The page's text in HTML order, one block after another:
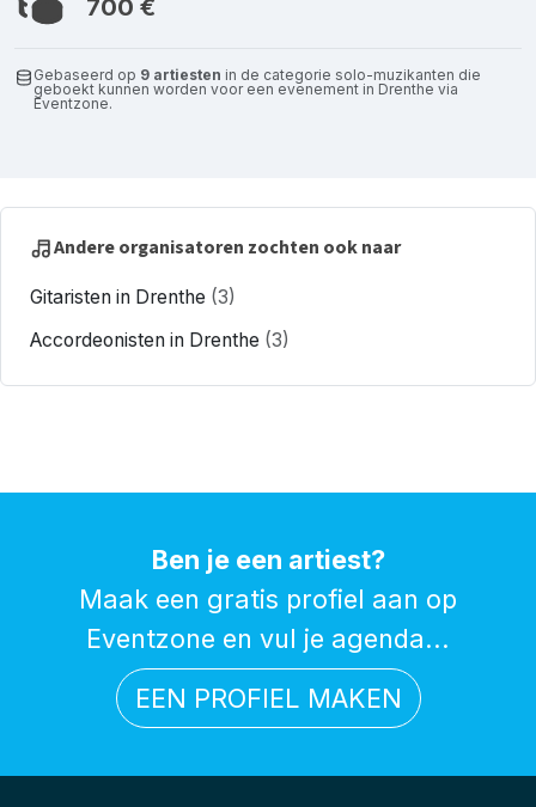
700 €
Gebaseerd op 9 artiesten in de categorie solo-muzikanten die
geboekt kunnen worden voor een evenement in Drenthe via
Eventzone.
Andere organisatoren zochten ook naar
Gitaristen in Drenthe (3)
Accordeonisten in Drenthe (3)
Ben je een artiest?
Maak een gratis profiel aan op
Eventzone en vul je agenda...
EEN PROFIEL MAKEN